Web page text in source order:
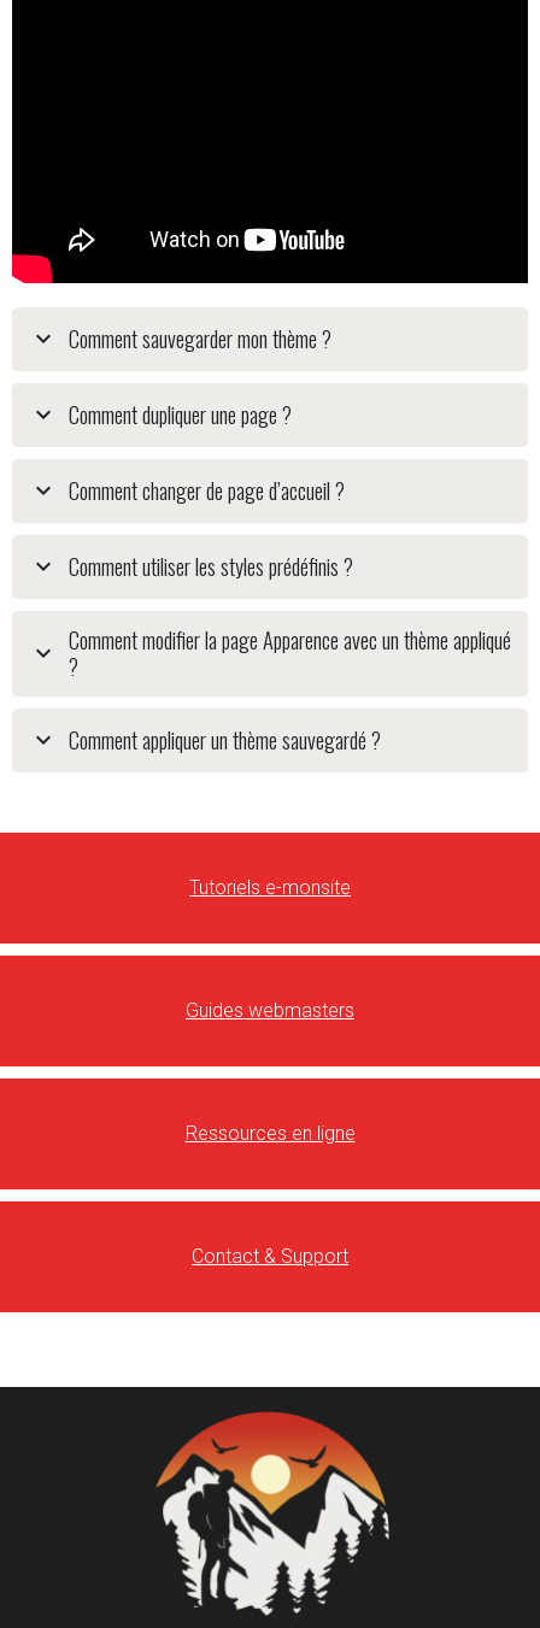
Comment sauvegarder mon thème ?
Comment dupliquer une page ?
Comment changer de page d’accueil ?
Comment utiliser les styles prédéfinis ?
Comment modifier la page Apparence avec un thème appliqué
?
Comment appliquer un thème sauvegardé ?
Tutoriels e-monsite
Guides webmasters
Ressources en ligne
Contact & Support